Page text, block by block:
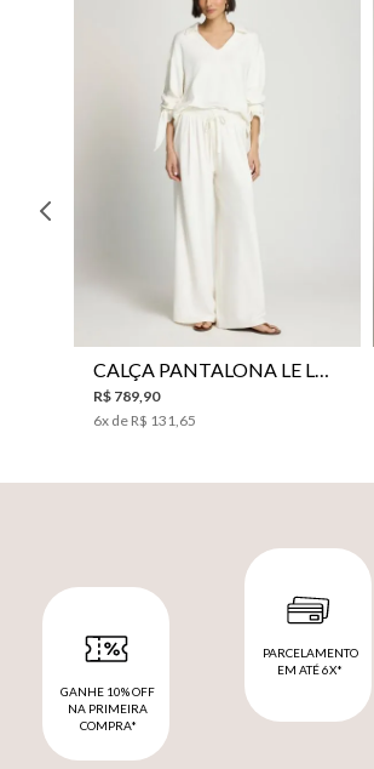
CALÇA PANTALONA LE LIS HORI FEMININA
R$ 789,90
6x de R$ 131,65
GANHE 10% OFF
NA PRIMEIRA
COMPRA*
PARCELAMENTO
EM ATÉ 6X*